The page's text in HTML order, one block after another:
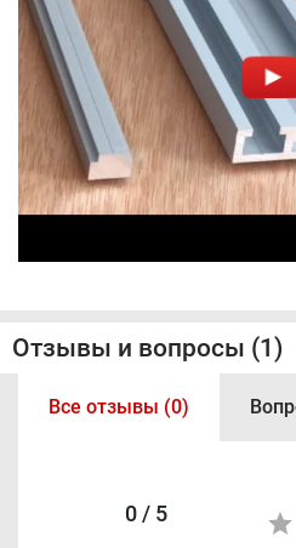
Отзывы и вопросы (1)
Все отзывы (0)
0 / 5